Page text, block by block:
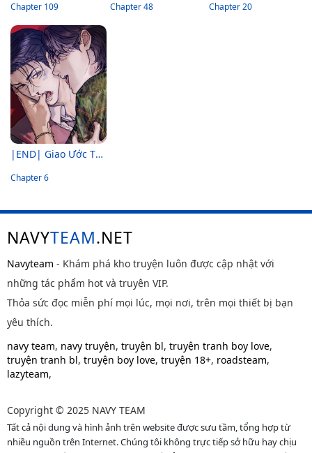
Chapter 109 Chapter 48 Chapter 20
|END| Giao Ước Thiện Chí Và Công Bằng
Chapter 6
NAVYTEAM.NET
Navyteam - Khám phá kho truyện luôn được cập nhật với
những tác phẩm hot và truyện VIP.
Thỏa sức đọc miễn phí mọi lúc, mọi nơi, trên mọi thiết bị bạn
yêu thích.
navy team, navy truyện, truyện bl, truyện tranh boy love,
truyện tranh bl, truyện boy love, truyện 18+, roadsteam,
lazyteam,
Copyright © 2025 NAVY TEAM
Tất cả nội dung và hình ảnh trên website được sưu tầm, tổng hợp từ
nhiều nguồn trên Internet. Chúng tôi không trực tiếp sở hữu hay chịu